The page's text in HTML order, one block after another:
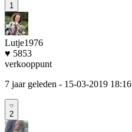
1
Lutje1976
♥ 5853
verkooppunt
7 jaar geleden - 15-03-2019 18:16
2